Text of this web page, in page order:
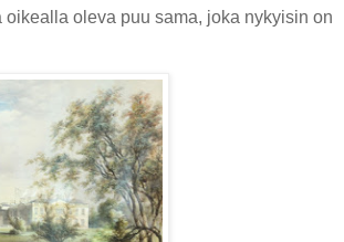
oikealla oleva puu sama, joka nykyisin on